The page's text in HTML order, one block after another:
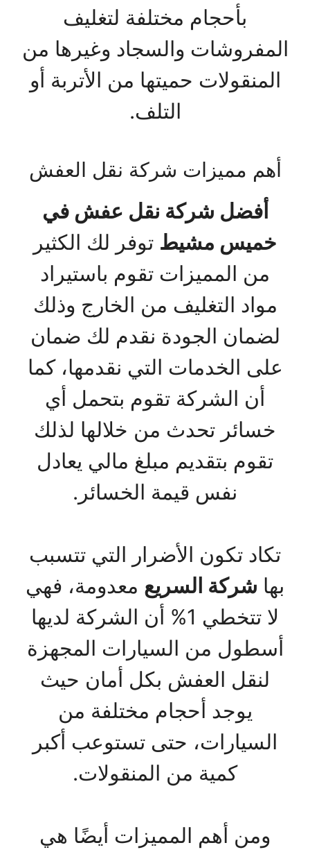
بأحجام مختلفة لتغليف
المفروشات والسجاد وغيرها من
المنقولات حميتها من الأتربة أو
التلف.
أهم مميزات شركة نقل العفش
أفضل شركة نقل عفش في
خميس مشيط توفر لك الكثير
من المميزات تقوم باستيراد
مواد التغليف من الخارج وذلك
لضمان الجودة نقدم لك ضمان
على الخدمات التي نقدمها، كما
أن الشركة تقوم بتحمل أي
خسائر تحدث من خلالها لذلك
تقوم بتقديم مبلغ مالي يعادل
نفس قيمة الخسائر.
تكاد تكون الأضرار التي تتسبب
بها شركة السريع معدومة، فهي
لا تتخطي 1% أن الشركة لديها
أسطول من السيارات المجهزة
لنقل العفش بكل أمان حيث
يوجد أحجام مختلفة من
السيارات، حتى تستوعب أكبر
كمية من المنقولات.
ومن أهم المميزات أيضًا هي